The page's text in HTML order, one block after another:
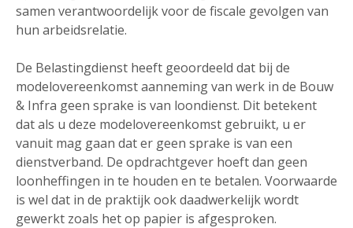
samen verantwoordelijk voor de fiscale gevolgen van
hun arbeidsrelatie.
De Belastingdienst heeft geoordeeld dat bij de
modelovereenkomst aanneming van werk in de Bouw
& Infra geen sprake is van loondienst. Dit betekent
dat als u deze modelovereenkomst gebruikt, u er
vanuit mag gaan dat er geen sprake is van een
dienstverband. De opdrachtgever hoeft dan geen
loonheffingen in te houden en te betalen. Voorwaarde
is wel dat in de praktijk ook daadwerkelijk wordt
gewerkt zoals het op papier is afgesproken.